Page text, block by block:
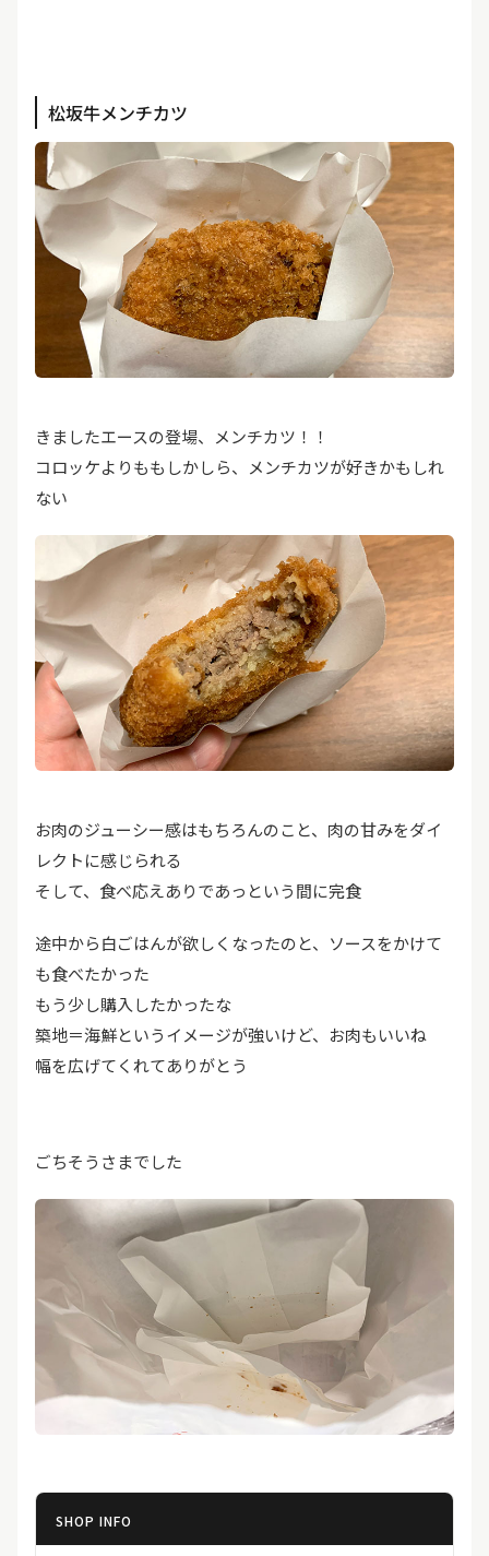
松坂牛メンチカツ
きましたエースの登場、メンチカツ！！
コロッケよりももしかしら、メンチカツが好きかもしれ
ない
お肉のジューシー感はもちろんのこと、肉の甘みをダイ
レクトに感じられる
そして、食べ応えありであっという間に完食
途中から白ごはんが欲しくなったのと、ソースをかけて
も食べたかった
もう少し購入したかったな
築地＝海鮮というイメージが強いけど、お肉もいいね
幅を広げてくれてありがとう
ごちそうさまでした
SHOP INFO